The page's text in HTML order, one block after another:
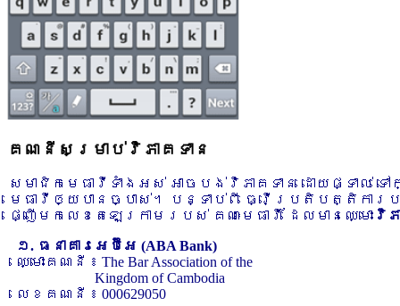
គណនីសម្រាប់វិភាគទាន
សមាជិកមេធាវីទាំងអស់ អាចបង់វិភាគទាន ដោយផ្ទាល់
មេធាវីឲ្យបានច្បាស់។ បន្ទាប់ពី ធ្វើប្រតិបត្តិកា
ផ្ញើមកលេខតេឡេក្រាមរបស់ គណៈមេធាវី ដែលមានឈ្មោះ វិភ
១. ធនាគារអេប៊ីអេ (ABA Bank)
ឈ្មោះគណនី ៖ The Bar Association of the
Kingdom of Cambodia
លេខគណនី ៖ 000629050